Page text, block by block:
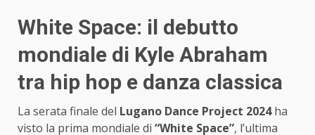
White Space: il debutto
mondiale di Kyle Abraham
tra hip hop e danza classica
La serata finale del Lugano Dance Project 2024ha
visto la prima mondiale di “White Space”, l’ultima